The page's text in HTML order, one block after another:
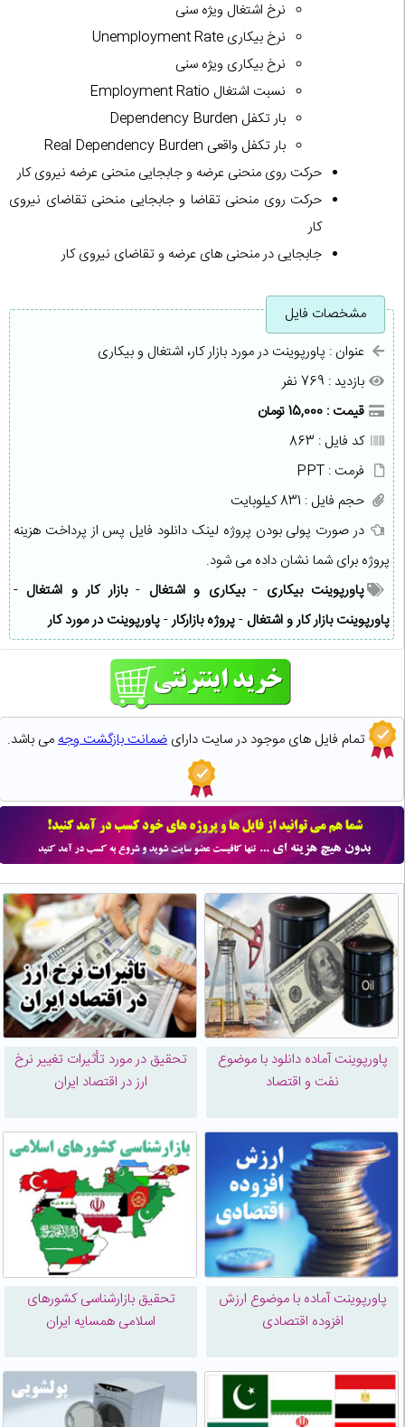
نرخ اشتغال ویژه سنی
نرخ بیکاری Unemployment Rate
نرخ بیکاری ویژه سنی
نسبت اشتغال Employment Ratio
بار تکفل Dependency Burden
بار تکفل واقعی Real Dependency Burden
حرکت روی منحنی عرضه و جابجایی منحنی عرضه نیروی کار
حرکت روی منحنی تقاضا و جابجایی منحنی تقاضای نیروی
کار
جابجایی در منحنی های عرضه و تقاضای نیروی کار
مشخصات فایل
عنوان : پاورپوینت در مورد بازار کار، اشتغال و بیکاری
بازدید : 769 نفر
قیمت : 15,000 تومان
کد فایل : 863
فرمت : PPT
حجم فایل : 831 کیلوبایت
در صورت پولی بودن پروژه لینک دانلود فایل پس از پرداخت هزینه
پروژه برای شما نشان داده می شود.
پاورپوینت بیکاری- بیکاری و اشتغال- بازار کار و اشتغال-
پاورپوینت بازار کار و اشتغال-پروژه بازارکار-پاورپوینت در مورد کار
تمام فایل های موجود در سایت دارای ضمانت بازگشت وجهمی باشد.
پاورپوینت آماده دانلود با موضوع
نفت و اقتصاد
تحقیق در مورد تأثيرات تغيير نرخ
ارز در اقتصاد ايران
پاورپوینت آماده با موضوع ارزش
افزوده اقتصادی
تحقیق بازارشناسی کشورهای
اسلامی همسایه ایران